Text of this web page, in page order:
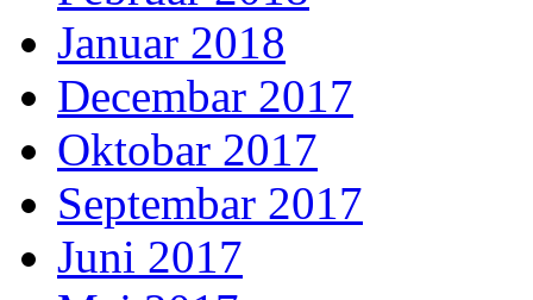
Januar 2018
Decembar 2017
Oktobar 2017
Septembar 2017
Juni 2017